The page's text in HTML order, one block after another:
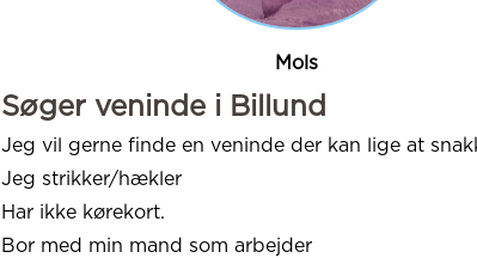
Mols
Søger veninde i Billund
Jeg vil gerne finde en veninde der kan lige at
Jeg strikker/hækler
Har ikke kørekort.
Bor med min mand som arbejder